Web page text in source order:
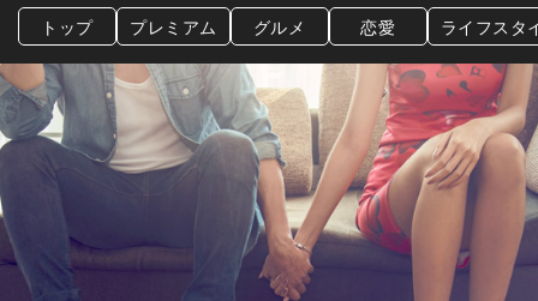
トップ プレミアム グルメ 恋愛 ライフスタ